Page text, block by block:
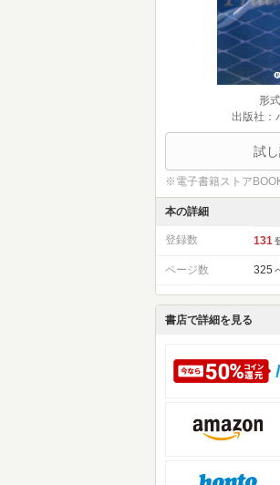
形
出版社：
試
※電子書籍ストア
本の詳細
登録数 131
ページ数 325
書店で詳細を見る